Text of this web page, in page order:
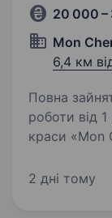
20 000 –
Mon
6,4 км
Повна
роботи від 1 року. Шукаємо
краси «Mon
Гарматна 22/32
2 дні тому